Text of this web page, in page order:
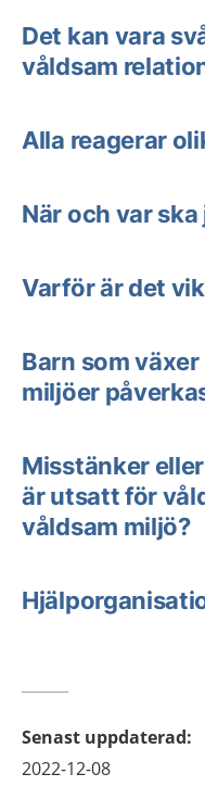
Det kan vara
våldsam
Alla reagerar
När och var
Varför är det
Barn som
miljöer
Misstänker
är utsatt för
våldsam miljö?
Senast uppdaterad:
2022-12-08